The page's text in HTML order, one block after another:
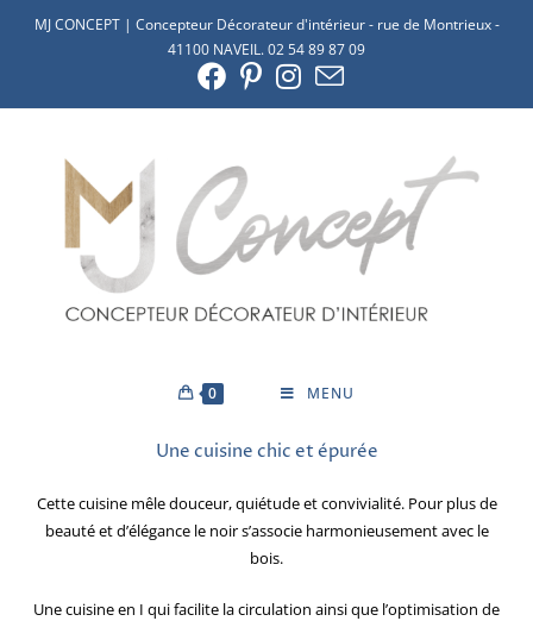
MJ CONCEPT | Concepteur Décorateur d'intérieur - rue de Montrieux -
41100 NAVEIL. 02 54 89 87 09
0 MENU
Une cuisine chic et épurée
Cette cuisine mêle douceur, quiétude et convivialité. Pour plus de
beauté et d’élégance le noir s’associe harmonieusement avec le
bois.
Une cuisine en I qui facilite la circulation ainsi que l’optimisation de